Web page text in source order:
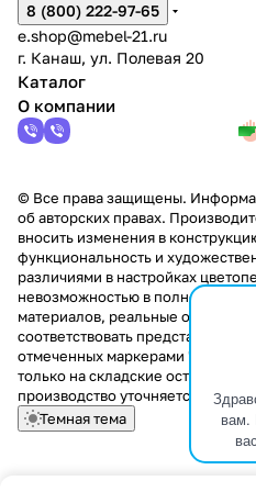
вам.
8 (800) 222-97-65
e.shop@mebel-21.ru
г. Канаш, ул. Полевая 20
Каталог
О компании
© Все права защищены.
об авторских правах.
вносить изменения в
функциональность и
различиями в настройках
невозможностью в полной мере
материалов, реальные оттенки и
соответствовать
отмеченных маркерами "Скидка!"
только на складские остатки.
производство уточняется у
Темная тема